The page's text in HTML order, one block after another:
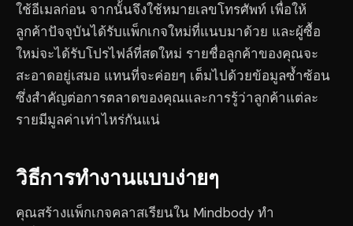
ใช้อีเมลก่อน จากนั้นจึงใช้หมายเลขโทรศัพท์ เพื่อให้
ลูกค้าปัจจุบันได้รับแพ็กเกจใหม่ที่แนบมาด้วย และผู้ซื้อ
ใหม่จะได้รับโปรไฟล์ที่สดใหม่ รายชื่อลูกค้าของคุณจะ
สะอาดอยู่เสมอ แทนที่จะค่อยๆ เต็มไปด้วยข้อมูลซ้ำซ้อน
ซึ่งสำคัญต่อการตลาดของคุณและการรู้ว่าลูกค้าแต่ละ
รายมีมูลค่าเท่าไหร่กันแน่
วิธีการทำงานแบบง่ายๆ
คุณสร้างแพ็กเกจคลาสเรียนใน Mindbody ทำ